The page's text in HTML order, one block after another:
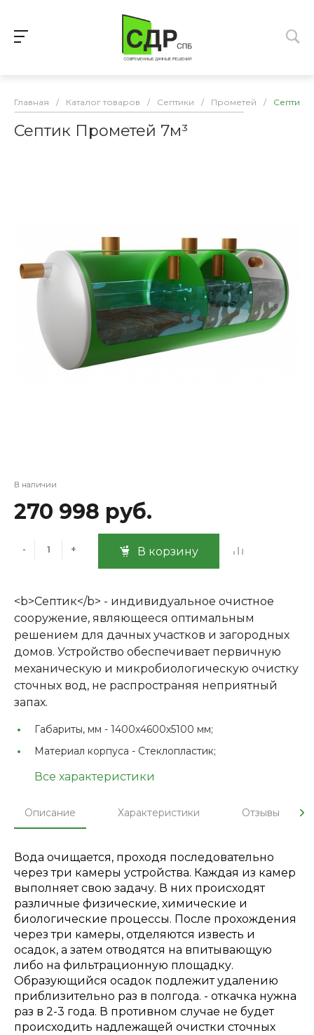
Главная / Каталог товаров / Септики / Прометей / Септик
Септик Прометей 7м³
В наличии
270 998 руб.
- + В корзину
<b>Септик</b> - индивидуальное очистное
сооружение, являющееся оптимальным
решением для дачных участков и загородных
домов. Устройство обеспечивает первичную
механическую и микробиологическую очистку
сточных вод, не распространяя неприятный
запах.
Габариты, мм - 1400x4600х5100 мм;
Материал корпуса - Стеклопластик;
Все характеристики
Описание Характеристики Отзывы
Вода очищается, проходя последовательно
через три камеры устройства. Каждая из камер
выполняет свою задачу. В них происходят
различные физические, химические и
биологические процессы. После прохождения
через три камеры, отделяются известь и
осадок, а затем отводятся на впитывающую
либо на фильтрационную площадку.
Образующийся осадок подлежит удалению
приблизительно раз в полгода. - откачка нужна
раз в 2-3 года. В противном случае не будет
происходить надлежащей очистки сточных